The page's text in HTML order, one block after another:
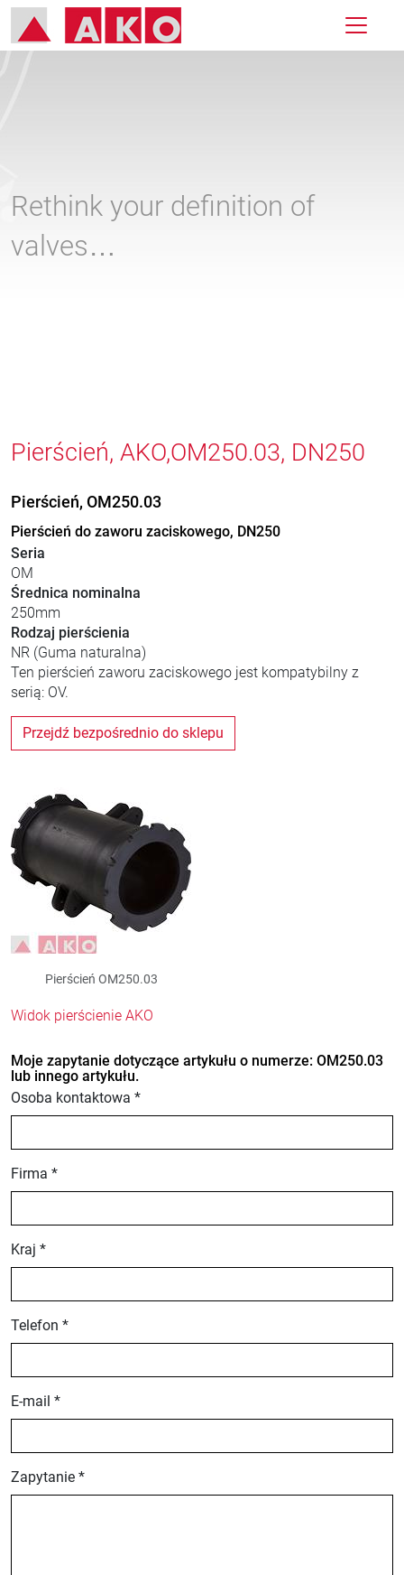
Rethink your definition of
valves…
Pierścień, AKO,OM250.03, DN250
Pierścień, OM250.03
Pierścień do zaworu zaciskowego, DN250
Seria
OM
Średnica nominalna
250mm
Rodzaj pierścienia
NR (Guma naturalna)
Ten pierścień zaworu zaciskowego jest kompatybilny z
serią: OV.
Przejdź bezpośrednio do sklepu
Pierścień OM250.03
Widok pierścienie AKO
Moje zapytanie dotyczące artykułu o numerze: OM250.03
lub innego artykułu.
Osoba kontaktowa *
Firma *
Kraj *
Telefon *
E-mail *
Zapytanie *